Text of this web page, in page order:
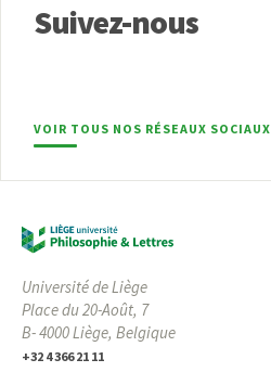
Suivez-nous
VOIR TOUS NOS RÉSEAUX SOCIAUX
Université de Liège
Place du 20-Août, 7
B- 4000 Liège, Belgique
+32 4 366 21 11